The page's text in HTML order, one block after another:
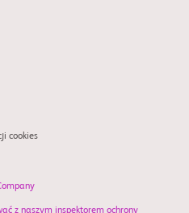
cookies
z naszym inspektorem ochrony